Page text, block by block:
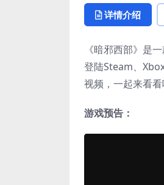
详情介绍
《暗邪西部》是
登陆Steam、
视频，一起来看看
游戏预告：